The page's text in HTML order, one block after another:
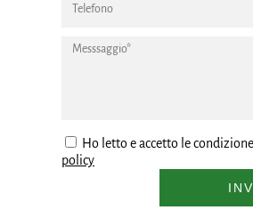
Ho letto e accetto le
policy